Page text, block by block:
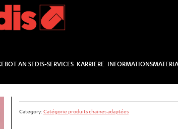
AN SEDIS-SERVICES KARRIERE
Category: Catégorie produits chaines adaptées